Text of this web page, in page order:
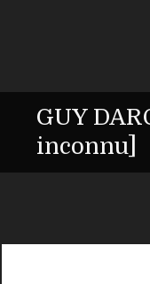
GUY
inconnu]